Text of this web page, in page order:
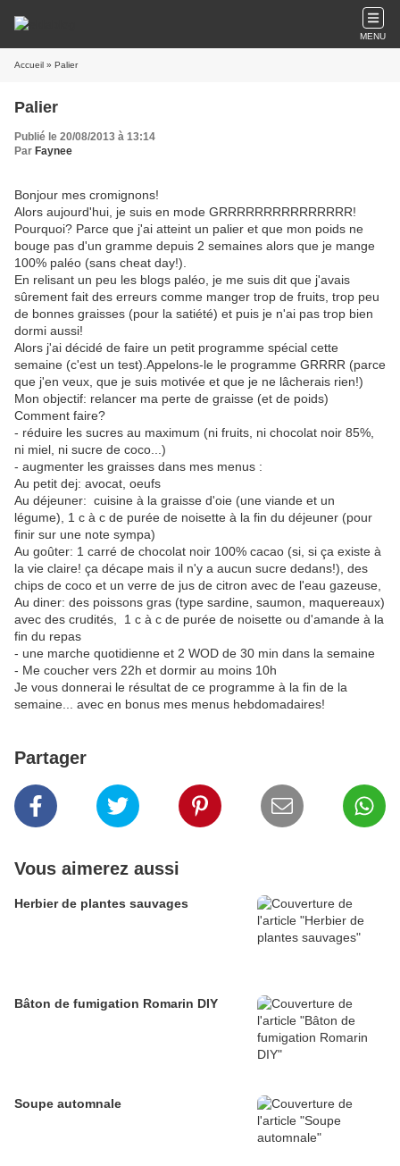
MENU
Accueil » Palier
Palier
Publié le 20/08/2013 à 13:14
Par Faynee
Bonjour mes cromignons!
Alors aujourd'hui, je suis en mode GRRRRRRRRRRRRRRR!
Pourquoi? Parce que j'ai atteint un palier et que mon poids ne
bouge pas d'un gramme depuis 2 semaines alors que je mange
100% paléo (sans cheat day!).
En relisant un peu les blogs paléo, je me suis dit que j'avais
sûrement fait des erreurs comme manger trop de fruits, trop peu
de bonnes graisses (pour la satiété) et puis je n'ai pas trop bien
dormi aussi!
Alors j'ai décidé de faire un petit programme spécial cette
semaine (c'est un test).Appelons-le le programme GRRRR (parce
que j'en veux, que je suis motivée et que je ne lâcherais rien!)
Mon objectif: relancer ma perte de graisse (et de poids)
Comment faire?
- réduire les sucres au maximum (ni fruits, ni chocolat noir 85%,
ni miel, ni sucre de coco...)
- augmenter les graisses dans mes menus :
Au petit dej: avocat, oeufs
Au déjeuner: cuisine à la graisse d'oie (une viande et un
légume), 1 c à c de purée de noisette à la fin du déjeuner (pour
finir sur une note sympa)
Au goûter: 1 carré de chocolat noir 100% cacao (si, si ça existe à
la vie claire! ça décape mais il n'y a aucun sucre dedans!), des
chips de coco et un verre de jus de citron avec de l'eau gazeuse,
Au diner: des poissons gras (type sardine, saumon, maquereaux)
avec des crudités, 1 c à c de purée de noisette ou d'amande à la
fin du repas
- une marche quotidienne et 2 WOD de 30 min dans la semaine
- Me coucher vers 22h et dormir au moins 10h
Je vous donnerai le résultat de ce programme à la fin de la
semaine... avec en bonus mes menus hebdomadaires!
Partager
Vous aimerez aussi
Herbier de plantes sauvages
Bâton de fumigation Romarin DIY
Soupe automnale